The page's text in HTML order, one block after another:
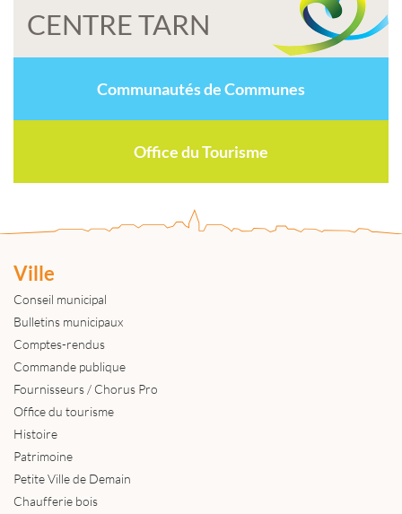
CENTRE TARN
Communautés de Communes
Office du Tourisme
Ville
Conseil municipal
Bulletins municipaux
Comptes-rendus
Commande publique
Fournisseurs / Chorus Pro
Office du tourisme
Histoire
Patrimoine
Petite Ville de Demain
Chaufferie bois